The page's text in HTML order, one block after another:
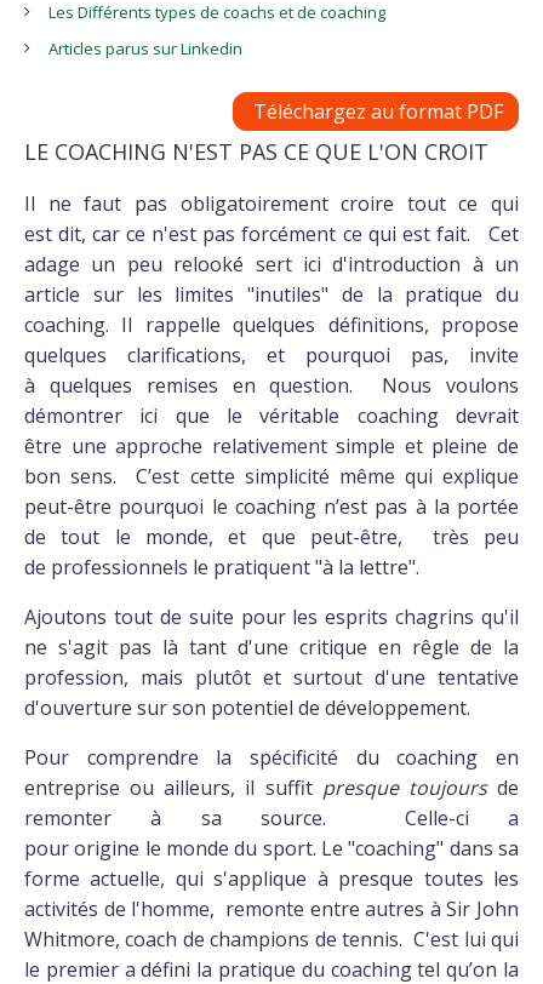
Les Différents types de coachs et de coaching
Articles parus sur Linkedin
Téléchargez au format PDF
LE COACHING N'EST PAS CE QUE L'ON CROIT
Il ne faut pas obligatoirement croire tout ce qui
est dit, car ce n'est pas forcément ce qui est fait. Cet
adage un peu relooké sert ici d'introduction à un
article sur les limites "inutiles" de la pratique du
coaching. Il rappelle quelques définitions, propose
quelques clarifications, et pourquoi pas, invite
à quelques remises en question. Nous voulons
démontrer ici que le véritable coaching devrait
être une approche relativement simple et pleine de
bon sens. C’est cette simplicité même qui explique
peut-être pourquoi le coaching n’est pas à la portée
de tout le monde, et que peut-être, très peu
de professionnels le pratiquent "à la lettre".
Ajoutons tout de suite pour les esprits chagrins qu'il
ne s'agit pas là tant d'une critique en rêgle de la
profession, mais plutôt et surtout d'une tentative
d'ouverture sur son potentiel de développement.
Pour comprendre la spécificité du coaching en
entreprise ou ailleurs, il suffit presque toujoursde
remonter à sa source. Celle-ci a
pour origine le monde du sport. Le "coaching" dans sa
forme actuelle, qui s'applique à presque toutes les
activités de l'homme, remonte entre autres à Sir John
Whitmore, coach de champions de tennis. C'est lui qui
le premier a défini la pratique du coaching tel qu’on la